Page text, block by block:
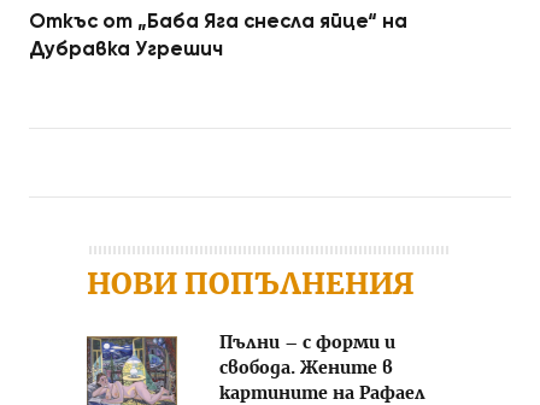
Откъс от „Баба Яга снесла яйце“ на
Дубравка Угрешич
НОВИ ПОПЪЛНЕНИЯ
Пълни – с форми и
свобода. Жените в
картините на Рафаел